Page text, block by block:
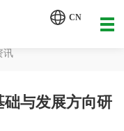
CN
讯
与发展方向研
理.pdf】